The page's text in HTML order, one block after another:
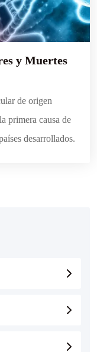
y Muertes
de origen
primera causa de
desarrollados.